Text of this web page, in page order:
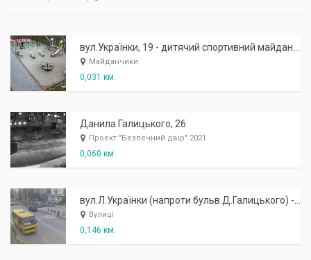
Майданчики
0,031 км.
Данила Галицького, 26
Проект "Безпечний двір" 2021
0,060 км.
Вулиці
0,146 км.